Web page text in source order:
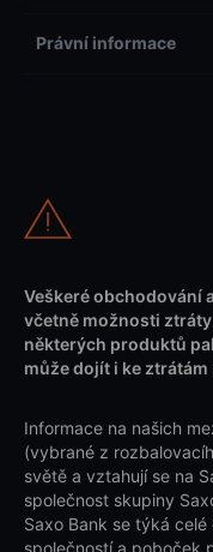
Právní informace
Veškeré obchodování
včetně možnosti
některých produktů
může dojít i ke
Informace na našich
(vybrané z
světě a vztahují se na
společnost skupiny
Saxo Bank se týká